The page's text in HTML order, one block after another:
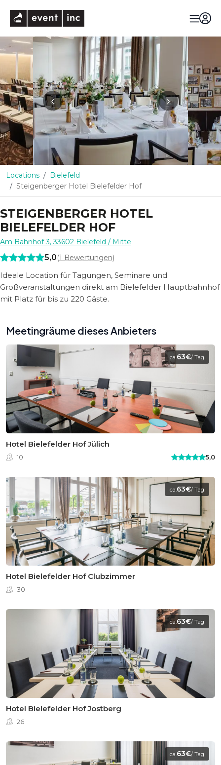
‹ ›
Locations
Bielefeld
Steigenberger Hotel Bielefelder Hof
STEIGENBERGER HOTEL
BIELEFELDER HOF
Am Bahnhof 3,33602 Bielefeld / Mitte
5,0(1 Bewertungen)
Ideale Location für Tagungen, Seminare und
Großveranstaltungen direkt am Bielefelder Hauptbahnhof
mit Platz für bis zu 220 Gäste.
Meetingräume dieses Anbieters
ca.63€/ Tag
Hotel Bielefelder Hof Jülich
10 5,0
ca.63€/ Tag
Hotel Bielefelder Hof Clubzimmer
30
ca.63€/ Tag
Hotel Bielefelder Hof Jostberg
26
ca.63€/ Tag